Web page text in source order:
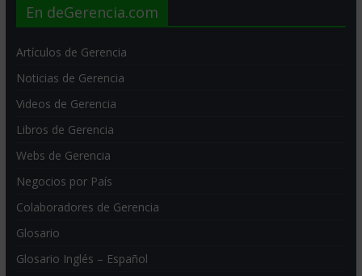
En deGerencia.com
Artículos de Gerencia
Noticias de Gerencia
Videos de Gerencia
Libros de Gerencia
Webs de Gerencia
Negocios por País
Colaboradores de Gerencia
Glosario
Glosario Inglés – Español